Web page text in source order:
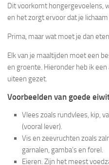
Dit voorkomt hongergevoelens,
en het zorgt ervoor dat je
Prima, maar wat moet je dan
Elk van je maaltijden moet een
en groente. Hieronder heb ik
uiteen gezet.
Voorbeelden van goede
Vlees zoals rundvlees, kip,
(vooral lever).
Vis en zeevruchten zoals
garnalen, gamba’s en forel.
Eieren. Zijn het meest